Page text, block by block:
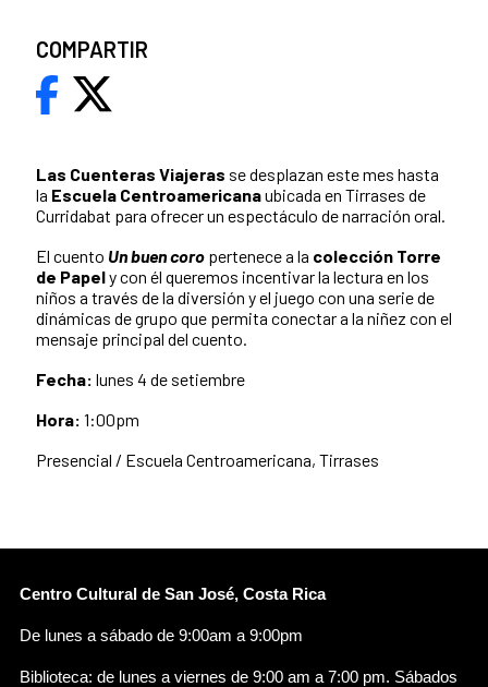
Las Cuenteras Viajeras se desplazan este mes hasta
la Escuela Centroamericanaubicada en Tirrases de
Curridabat para ofrecer un espectáculo de narración oral.
El cuento Un buen coro pertenece a la colección Torre
de Papely con él queremos incentivar la lectura en los
niños a través de la diversión y el juego con una serie de
dinámicas de grupo que permita conectar a la niñez con el
mensaje principal del cuento.
Fecha: lunes 4 de setiembre
Hora: 1:00pm
Presencial / Escuela Centroamericana, Tirrases
COMPARTIR
Centro Cultural de San José, Costa Rica
De lunes a sábado de 9:00am a 9:00pm
Biblioteca: de lunes a viernes de 9:00 am a 7:00 pm. Sábados